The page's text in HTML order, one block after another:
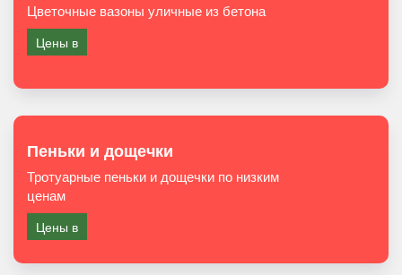
Цветочные вазоны уличные из бетона
Цены в
Пеньки и дощечки
Тротуарные пеньки и дощечки по низким
ценам
Цены в